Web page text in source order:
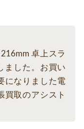
卓上スラ
ました。お買い
になりました電
買取のアシスト